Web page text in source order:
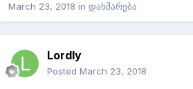
March 23, 2018 in დახმარება
Lordly
Posted March 23, 2018